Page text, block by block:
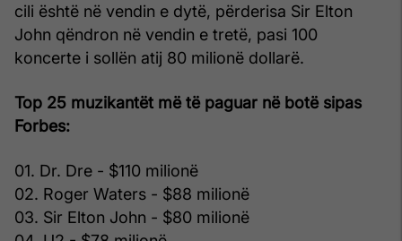
cili është në vendin e dytë, përderisa Sir Elton
John qëndron në vendin e tretë, pasi 100
koncerte i sollën atij 80 milionë dollarë.
Top 25 muzikantët më të paguar në botë sipas
Forbes:
01. Dr. Dre - $110 milionë
02. Roger Waters - $88 milionë
03. Sir Elton John - $80 milionë